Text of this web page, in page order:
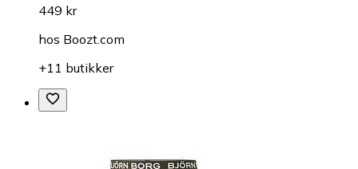
449 kr
hos Boozt.com
+11 butikker